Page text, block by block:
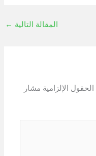
المقالة التالية ←
الحقول الإلزامية مشار